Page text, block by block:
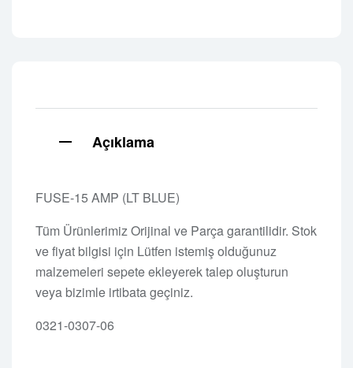
Açıklama
FUSE-15 AMP (LT BLUE)
Tüm Ürünlerimiz Orijinal ve Parça garantilidir. Stok
ve fiyat bilgisi için Lütfen istemiş olduğunuz
malzemeleri sepete ekleyerek talep oluşturun
veya bizimle irtibata geçiniz.
0321-0307-06